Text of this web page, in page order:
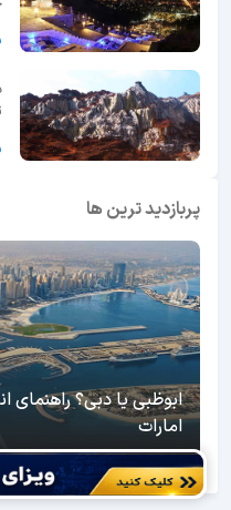
پربازدید ترین ها
ابوظبی یا دبی؟
امارات